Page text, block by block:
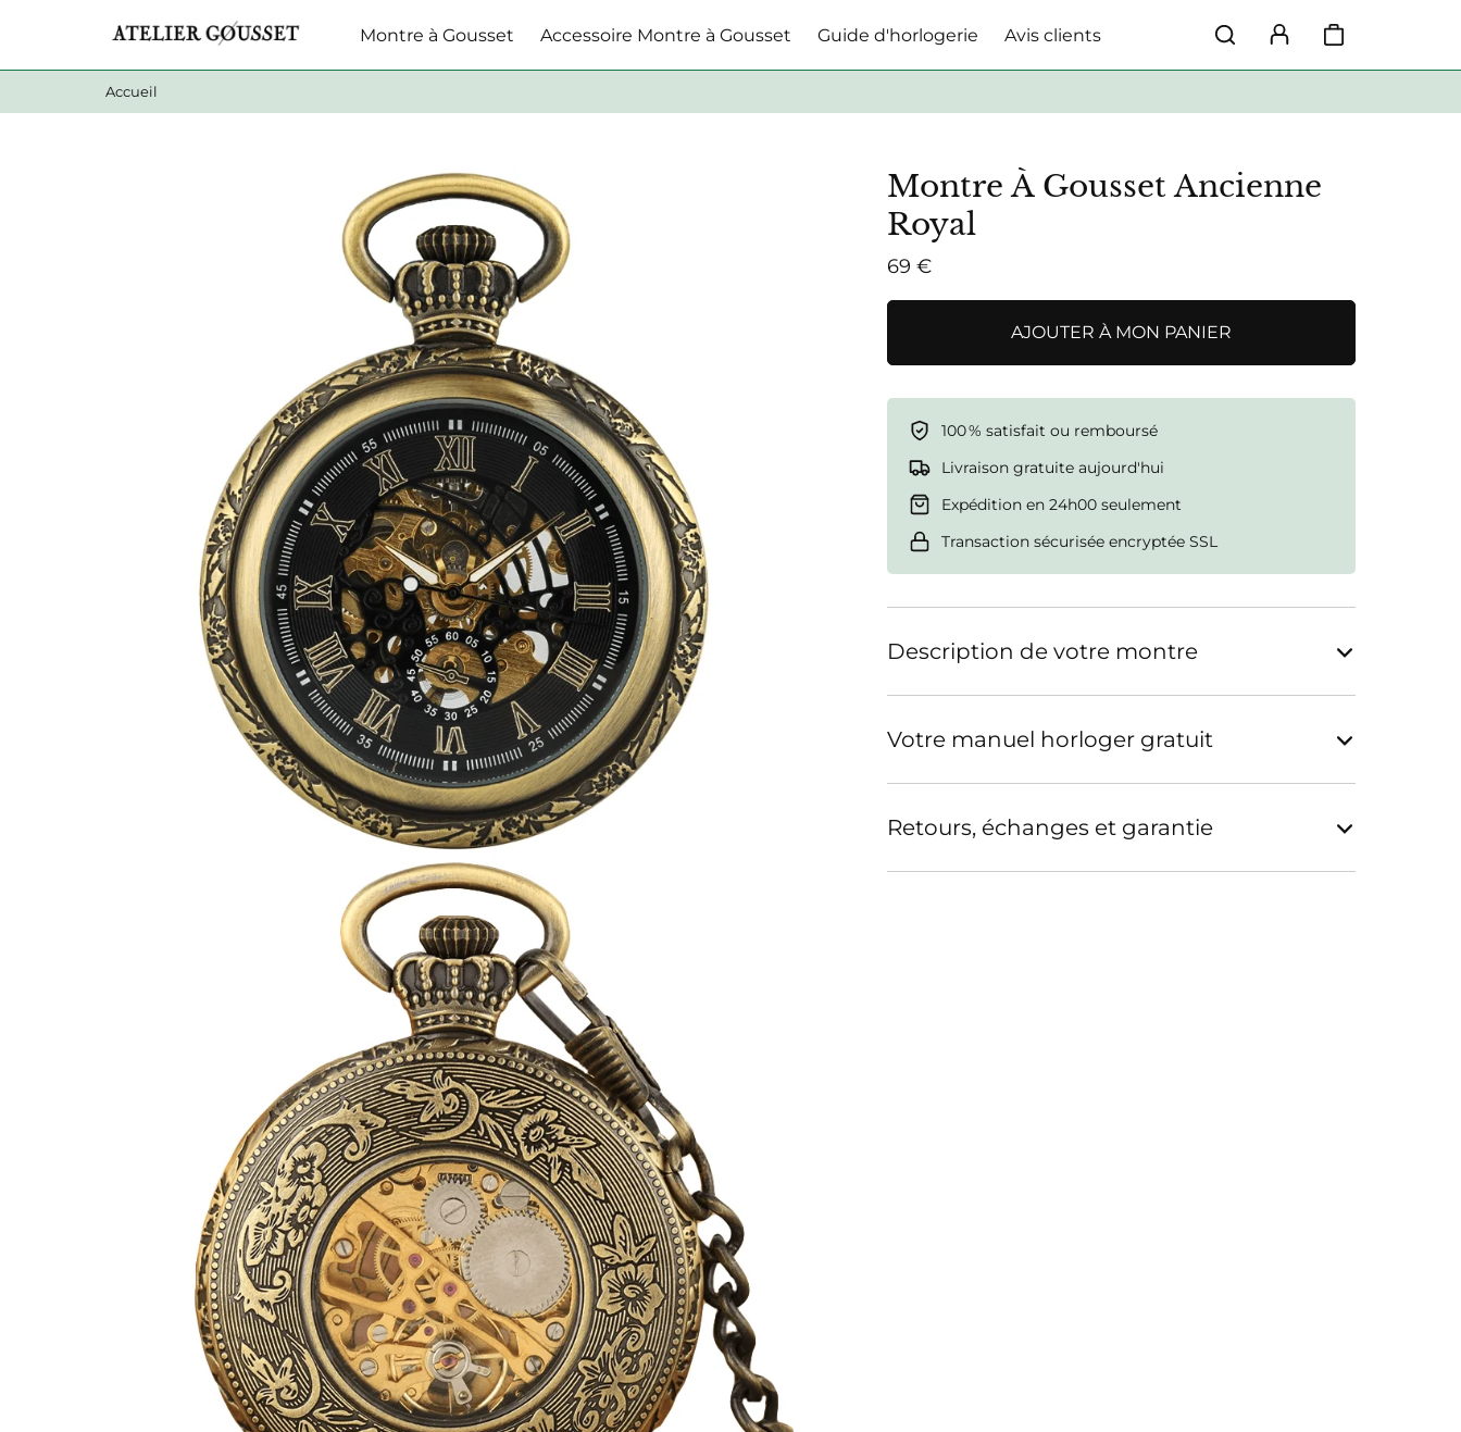
Montre à Gousset Accessoire Montre à Gousset Guide d'horlogerie Avis clients
Accueil
Montre À Gousset Ancienne
Royal
69 €
AJOUTER À MON PANIER
100 % satisfait ou remboursé
Livraison gratuite aujourd'hui
Expédition en 24h00 seulement
Transaction sécurisée encryptée SSL
Description de votre montre
Votre manuel horloger gratuit
Retours, échanges et garantie